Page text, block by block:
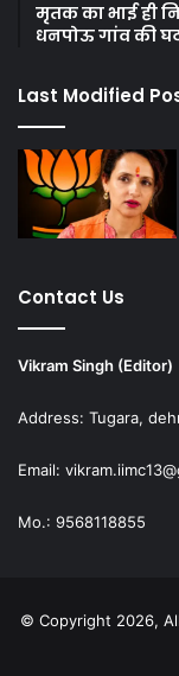
मृतक का भाई ही
धनपोऊ गांव की
Last Modified
Contact Us
Vikram Singh (Editor)
Address: Tugara,
Email:
Mo.: 9568118855
© Copyright 2026,